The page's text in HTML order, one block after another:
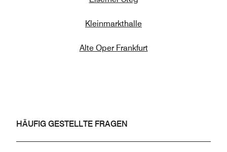
Kleinmarkthalle
Alte Oper Frankfurt
HÄUFIG GESTELLTE FRAGEN